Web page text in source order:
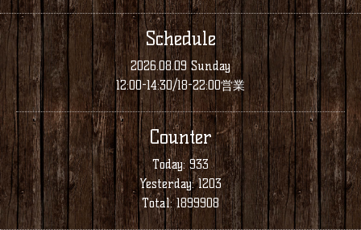
Schedule
2026.08.09 Sunday
12:00-14:30/18-22:00営業
Counter
Today:933
Yesterday:1203
Total:1899908